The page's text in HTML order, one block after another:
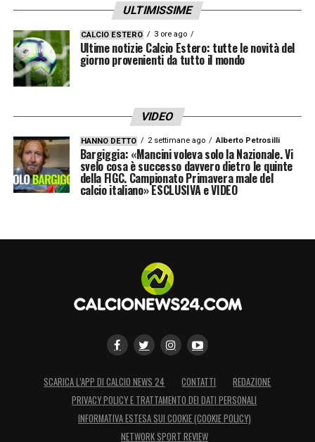
ULTIMISSIME
CALCIO ESTERO 3 ore ago
Ultime notizie Calcio Estero: tutte le novità del
giorno provenienti da tutto il mondo
VIDEO
HANNO DETTO 2 settimane ago Alberto Petrosilli
Bargiggia: «Mancini voleva solo la Nazionale. Vi
svelo cosa è successo davvero dietro le quinte
della FIGC. Campionato Primavera male del
calcio italiano» ESCLUSIVA e VIDEO
SCARICA L’APP DI CALCIO NEWS 24 CONTATTI
REDAZIONE
PRIVACY POLICY E TRATTAMENTO DEI DATI PERSONALI
INFORMATIVA ESTESA SUI COOKIE (COOKIE POLICY)
NETWORK SPORT REVIEW